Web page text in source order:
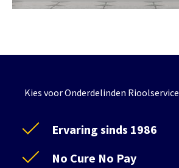
Kies voor Onderdelinden Rioolservice
Ervaring sinds 1986
No Cure No Pay